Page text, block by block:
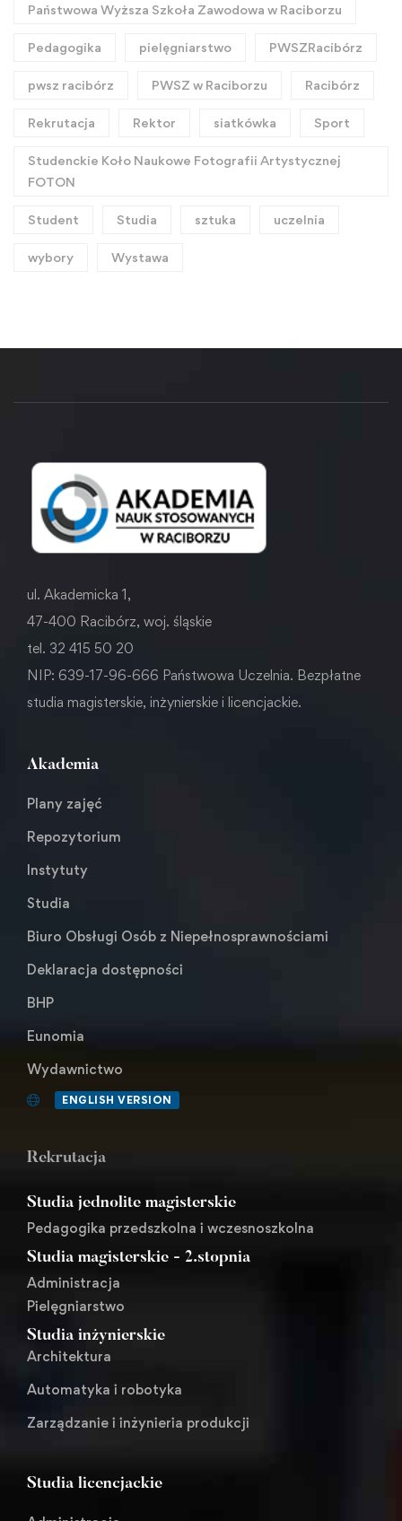
Państwowa Wyższa Szkoła Zawodowa w Raciborzu
Pedagogika pielęgniarstwo PWSZRacibórz
pwsz racibórz PWSZ w Raciborzu Racibórz
Rekrutacja Rektor siatkówka Sport
Studenckie Koło Naukowe Fotografii Artystycznej
FOTON
Student Studia sztuka uczelnia
wybory Wystawa
ul. Akademicka 1,
47-400 Racibórz, woj. śląskie
tel. 32 415 50 20
NIP: 639-17-96-666 Państwowa Uczelnia. Bezpłatne
studia magisterskie, inżynierskie i licencjackie.
Akademia
Plany zajęć
Repozytorium
Instytuty
Studia
Biuro Obsługi Osób z Niepełnosprawnościami
Deklaracja dostępności
BHP
Eunomia
Wydawnictwo
ENGLISH VERSION
Rekrutacja
Studia jednolite magisterskie
Pedagogika przedszkolna i wczesnoszkolna
Studia magisterskie - 2.stopnia
Administracja
Pielęgniarstwo
Studia inżynierskie
Architektura
Automatyka i robotyka
Zarządzanie i inżynieria produkcji
Studia licencjackie